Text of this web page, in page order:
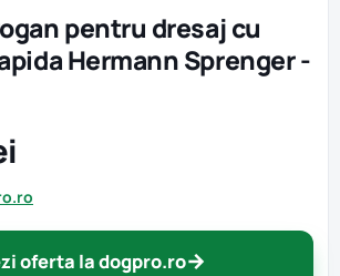
pentru dresaj cu
Hermann Sprenger -
oferta la dogpro.ro→